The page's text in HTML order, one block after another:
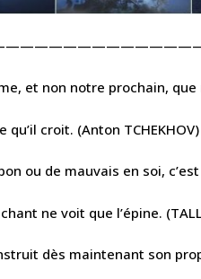
et non notre prochain,
qu’il croit. (Anton TCHEKHOV)
ou de mauvais en soi,
ne voit que l’épine.
dès maintenant son